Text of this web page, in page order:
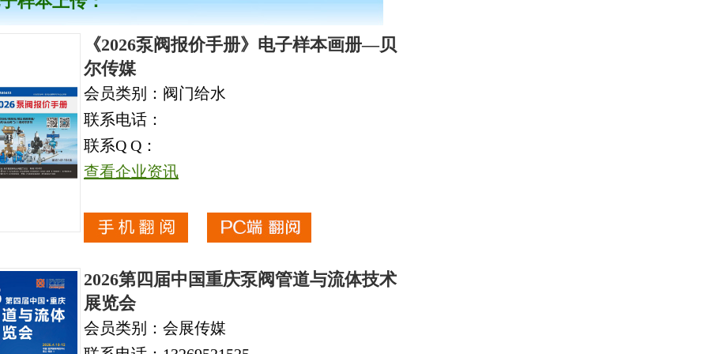
《2026泵阀报价手册》电子样本画册—贝
尔传媒
会员类别：阀门给水
联系电话：
联系Q Q：
查看企业资讯
2026第四届中国重庆泵阀管道与流体技术
展览会
会员类别：会展传媒